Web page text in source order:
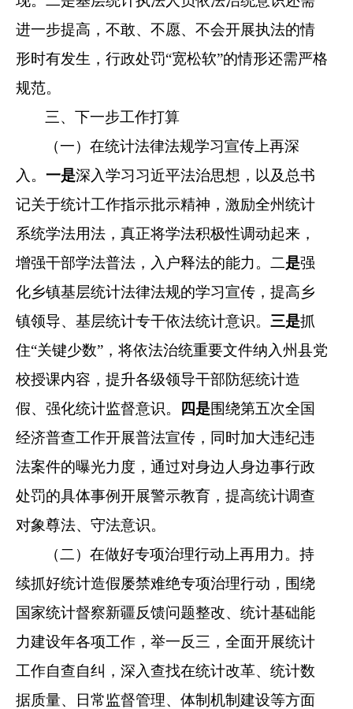
进一步提高，不敢、不愿、不会开展执法的情
形时有发生，行政处罚“宽松软”的情形还需严格
规范。
三、下一步工作打算
（一）在统计法律法规学习宣传上再深
入 。 一是深入学习习近平法治思想，以及总书
记关于统计工作指示批示精神， 激励全州统计
系统学法用法，真正将学法积极性调动起来，
增强干部学法普法，入户释法的能力。 二是强
化乡镇基层统计法律法规的学习宣传，提高乡
镇领导、基层统计专干依法统计意识。 三是抓
住“关键少数” ，将依法治统重要文件纳入州县党
校授课内容，提升各级领导干部防惩统计造
假、强化统计监督意识。 四是围绕第五次全国
经济普查工作开展普法宣传，同时加大违纪违
法案件的曝光力度， 通过对身边人身边事行政
处罚的具体事例开展警示教育 ，提高统计调查
对象尊法、守法意识。
（二）在做好专项治理行动上再用力。持
续抓好统计造假屡禁难绝专项治理行动，围绕
国家统计督察新疆反馈问题整改、统计基础能
力建设年各项工作，举一反三，全面开展统计
工作自查自纠，深入查找在统计改革、统计数
据质量、日常监督管理、体制机制建设等方面